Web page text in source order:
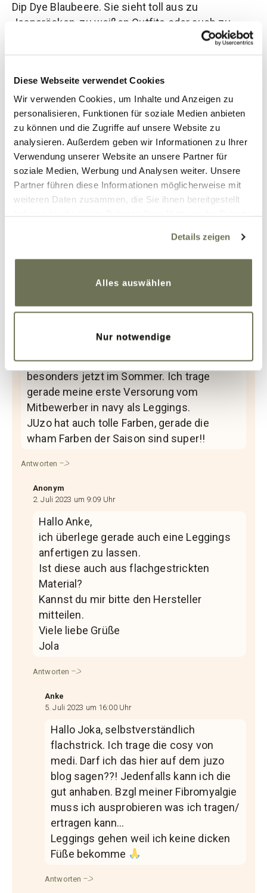
Diese Webseite verwendet Cookies
Wir verwenden Cookies, um Inhalte und Anzeigen zu
personalisieren, Funktionen für soziale Medien anbieten
zu können und die Zugriffe auf unsere Website zu
analysieren. Außerdem geben wir Informationen zu Ihrer
Verwendung unserer Website an unsere Partner für
soziale Medien, Werbung und Analysen weiter. Unsere
Partner führen diese Informationen möglicherweise mit
weiteren Daten zusammen, die Sie ihnen bereitgestellt
Cookies, wenn Sie unsere Webseite weiterhin nutzen.
Weitere Informationen finden Sie in unserer
Details zeigen
Alles auswählen
Nur notwendige
Dip Dye Blaubeere. Sie sieht toll aus zu
Jeansröcken , zu weißen Outfits oder auch zu
Dyeist nur
29. Juni 2023
Beitrag teilen
Kommentare
Hallo Mädels,
finde auch, dass Blau geschmeidiger und
nicht so krass wie schwarz wirkt-
besonders jetzt im Sommer. Ich trage
gerade meine erste Versorung vom
Mitbewerber in navy als Leggings.
JUzo hat auch tolle Farben, gerade die
wham Farben der Saison sind super!!
Antworten
Anonym
2. Juli 2023 um 9:09 Uhr
Hallo Anke,
ich überlege gerade auch eine Leggings
anfertigen zu lassen.
Ist diese auch aus flachgestrickten
Material?
Kannst du mir bitte den Hersteller
mitteilen.
Viele liebe Grüße
Jola
Antworten
Anke
5. Juli 2023 um 16:00 Uhr
Hallo Joka, selbstverständlich
flachstrick. Ich trage die cosy von
medi. Darf ich das hier auf dem juzo
blog sagen??! Jedenfalls kann ich die
gut anhaben. Bzgl meiner Fibromyalgie
muss ich ausprobieren was ich tragen/
ertragen kann…
Leggings gehen weil ich keine dicken
Füße bekomme
Antworten